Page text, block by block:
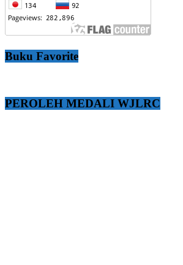
Buku Favorite
PEROLEH MEDALI WJLRC